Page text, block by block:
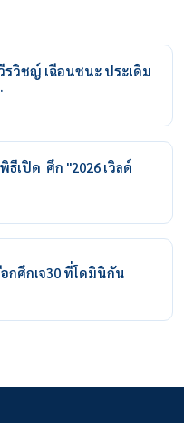
วิชญ์ เฉือนชนะ ประเดิม
เปิด ศึก "2026 เวิลด์
กศึกเจ30 ที่โดมินิกัน